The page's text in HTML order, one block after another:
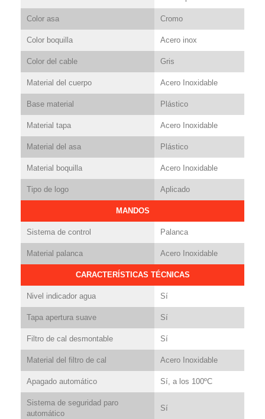
Color asa Cromo
Color boquilla Acero inox
Color del cable Gris
Material del cuerpo Acero Inoxidable
Base material Plástico
Material tapa Acero Inoxidable
Material del asa Plástico
Material boquilla Acero Inoxidable
Tipo de logo Aplicado
MANDOS
Sistema de control Palanca
Material palanca Acero Inoxidable
CARACTERÍSTICAS TÉCNICAS
Nivel indicador agua Sí
Tapa apertura suave Sí
Filtro de cal desmontable Sí
Material del filtro de cal Acero Inoxidable
Apagado automático Sí, a los 100ºC
Sistema de seguridad paro
automático
Sí